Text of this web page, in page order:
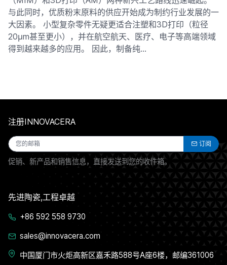
与此同时，优质粉末原料的供应开始成为制约行业发展的一
大因素。 小型复杂零件无疑更适合注塑和3D打印（粒径
20μm甚至更小），并在航空航天、医疗、电子等高端领域
得到越来越多的应用。 因此，制备纯…
注册INNOVACERA
订阅
促销、新产品和销售信息，直接发送到您的收件箱。
先进陶瓷,工程卓越
+86 592 558 9730
sales@innovacera.com
中国厦门市火炬高新区嘉禾路588号A座6楼，邮编361006